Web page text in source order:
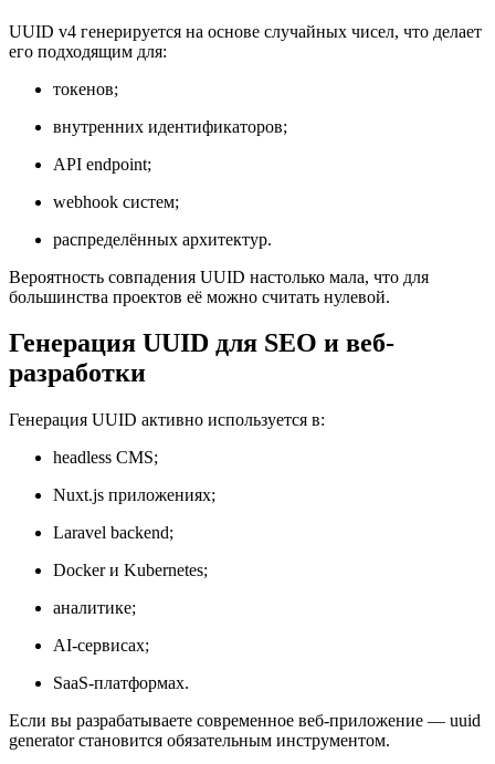
UUID v4 генерируется на основе случайных чисел, что делает
его подходящим для:
токенов;
внутренних идентификаторов;
API endpoint;
webhook систем;
распределённых архитектур.
Вероятность совпадения UUID настолько мала, что для
большинства проектов её можно считать нулевой.
Генерация UUID для SEO и веб-
разработки
Генерация UUID активно используется в:
headless CMS;
Nuxt.js приложениях;
Laravel backend;
Docker и Kubernetes;
аналитике;
AI-сервисах;
SaaS-платформах.
Если вы разрабатываете современное веб-приложение — uuid
generator становится обязательным инструментом.